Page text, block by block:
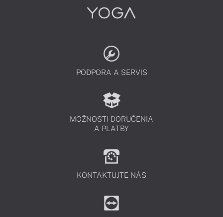
PODPORA A SERVIS
MOŽNOSTI DORUČENIA
A PLATBY
KONTAKTUJTE NÁS